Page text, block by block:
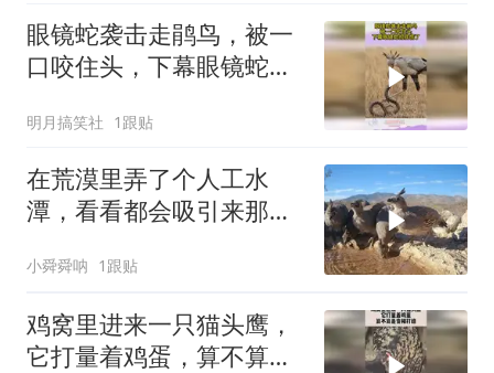
眼镜蛇袭击走鹃鸟，被一
口咬住头，下幕眼镜蛇彻
明月搞笑社 1跟贴
在荒漠里弄了个人工水
潭，看看都会吸引来那些
小舜舜呐 1跟贴
鸡窝里进来一只猫头鹰，
它打量着鸡蛋，算不算是